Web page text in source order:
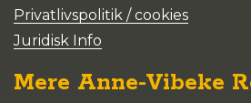
Privatlivspolitik / cookies
Juridisk Info
Mere Anne-Vibeke